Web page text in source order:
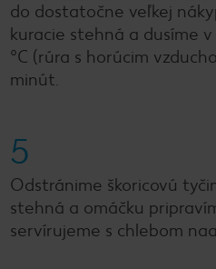
do dostatočne veľkej
kuracie stehná a dusíme
°C (rúra s horúcim
minút.
5
Odstránime škoricovú
stehná a omáčku
servírujeme s chlebom